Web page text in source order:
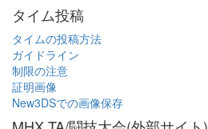
タイム投稿
タイムの投稿方法
ガイドライン
制限の注意
証明画像
New3DSでの画像保存